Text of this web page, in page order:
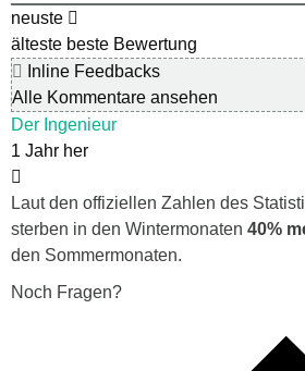
neuste
älteste beste Bewertung
Inline Feedbacks
Alle Kommentare ansehen
Der Ingenieur
1 Jahr her
Laut den offiziellen Zahlen des
sterben in den Wintermonaten 40%
den Sommermonaten.
Noch Fragen?